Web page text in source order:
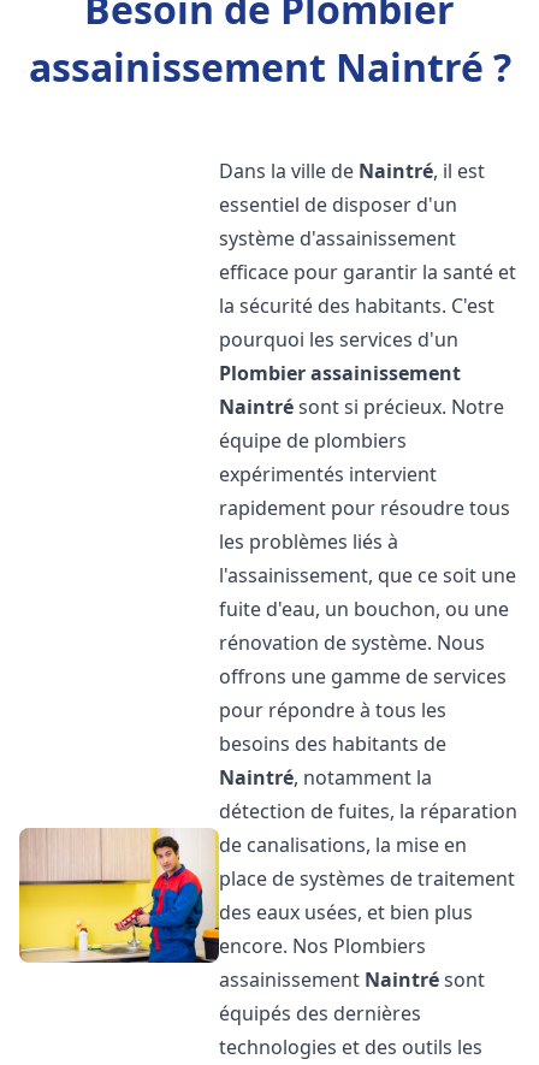
assainissement Naintré ?
Dans la ville de Naintré, il est
essentiel de disposer d'un
système d'assainissement
efficace pour garantir la santé et
la sécurité des habitants. C'est
pourquoi les services d'un
Plombier assainissement
Naintrésont si précieux. Notre
équipe de plombiers
expérimentés intervient
rapidement pour résoudre tous
les problèmes liés à
l'assainissement, que ce soit une
fuite d'eau, un bouchon, ou une
rénovation de système. Nous
offrons une gamme de services
pour répondre à tous les
besoins des habitants de
Naintré, notamment la
détection de fuites, la réparation
de canalisations, la mise en
place de systèmes de traitement
des eaux usées, et bien plus
encore. Nos Plombiers
assainissement Naintrésont
équipés des dernières
technologies et des outils les